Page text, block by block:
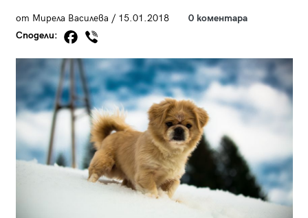
от Мирела Василева / 15.01.2018
0 коментара
Сподели: